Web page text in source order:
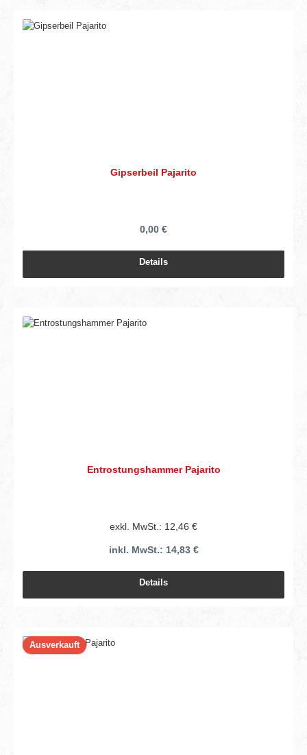
Gipserbeil Pajarito
0,00 €
Details
Entrostungshammer Pajarito
exkl. MwSt.: 12,46 €
inkl. MwSt.: 14,83 €
Details
Ausverkauft